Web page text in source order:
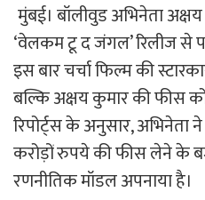
मुंबई। बॉलीवुड अभिनेता
‘वेलकम टू द जंगल’ रिलीज से
इस बार चर्चा फिल्म की
बल्कि अक्षय कुमार की फीस
रिपोर्ट्स के अनुसार, अभिनेता
करोड़ों रुपये की फीस लेने
रणनीतिक मॉडल अपनाया है।